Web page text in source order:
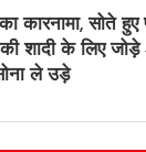
कारनामा, सोते हुए
शादी के लिए
ले उड़े